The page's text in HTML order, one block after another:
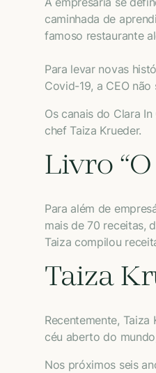
caminhada de
famoso restaurante
Para levar novas
Covid-19, a CEO
Os canais do Clara
chef Taiza Krueder.
Livro
Para além de
mais de 70 receitas,
Taiza compilou
Taiza
Recentemente,
céu aberto do
Nos próximos seis